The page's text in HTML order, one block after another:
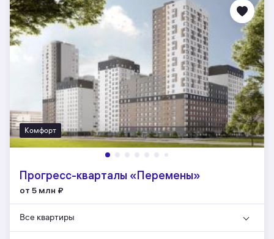
Комфорт
Прогресс-кварталы «Перемены»
от 5 млн ₽
Все квартиры